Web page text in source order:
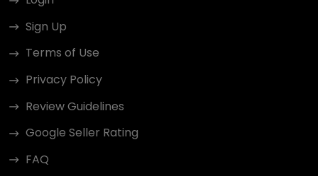
Sign Up
Terms of Use
Privacy Policy
Review Guidelines
Google Seller Rating
FAQ